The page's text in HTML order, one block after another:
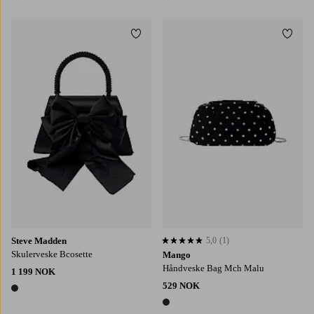
Steve Madden
Skulerveske Bcosette
1 199 NOK
1 farge
Legg til favoritter
Mango
Håndveske Bag Mch Malu
529 NOK
1 farge
5,0 basert på 1 karaktergivninger
5,0 (1)